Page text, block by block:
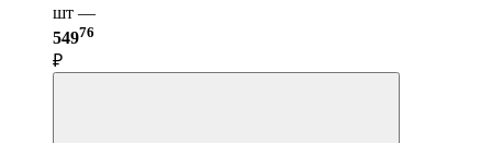
шт —
54976
₽